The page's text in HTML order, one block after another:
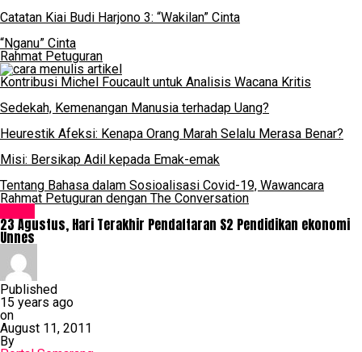
Catatan Kiai Budi Harjono 3: “Wakilan” Cinta
“Nganu” Cinta
Rahmat Petuguran
Kontribusi Michel Foucault untuk Analisis Wacana Kritis
Sedekah, Kemenangan Manusia terhadap Uang?
Heurestik Afeksi: Kenapa Orang Marah Selalu Merasa Benar?
Misi: Bersikap Adil kepada Emak-emak
Tentang Bahasa dalam Sosioalisasi Covid-19, Wawancara
Rahmat Petuguran dengan The Conversation
23 Agustus, Hari Terakhir Pendaftaran S2 Pendidikan ekonomi
Unnes
Published
15 years ago
on
August 11, 2011
By